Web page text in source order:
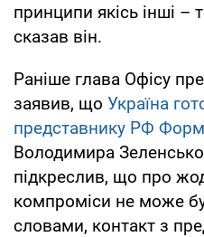
принципи якісь інші –
сказав він.
Раніше глава Офісу
заявив, що Україна
представнику РФ
Володимира
підкреслив, що про
компроміси не може
словами, контакт з